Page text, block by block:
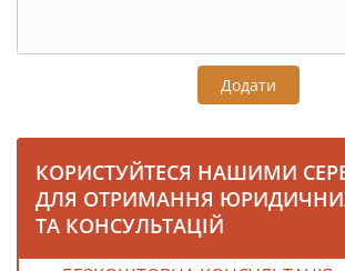
Додати
КОРИСТУЙТЕСЯ НАШИМИ
ДЛЯ ОТРИМАННЯ
ТА КОНСУЛЬТАЦІЙ